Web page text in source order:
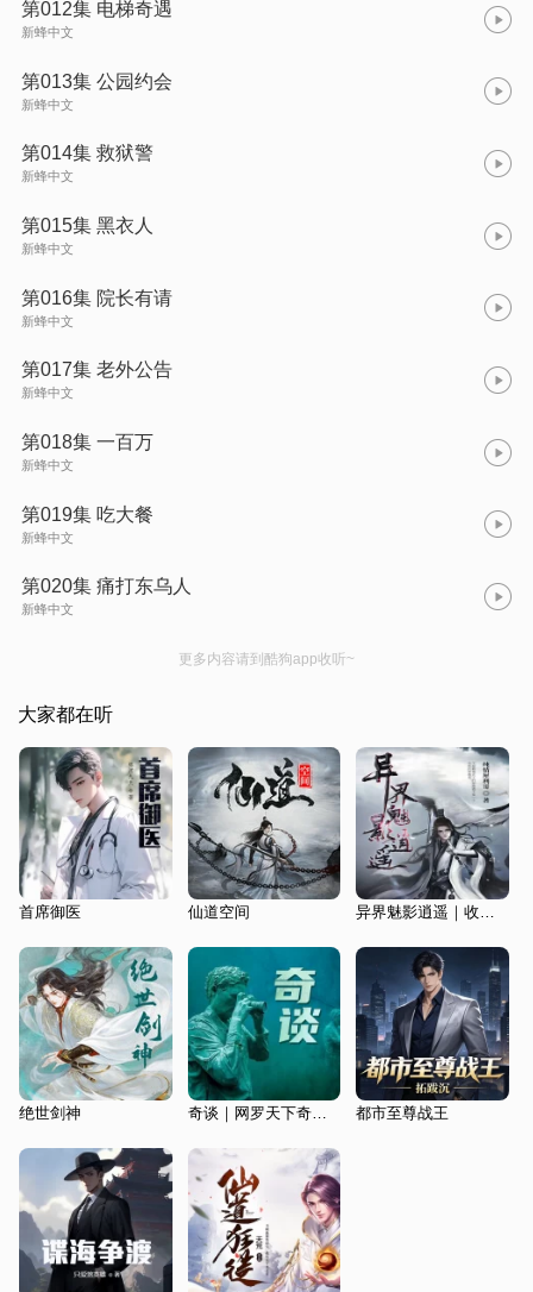
第012集 电梯奇遇
新蜂中文
第013集 公园约会
新蜂中文
第014集 救狱警
新蜂中文
第015集 黑衣人
新蜂中文
第016集 院长有请
新蜂中文
第017集 老外公告
新蜂中文
第018集 一百万
新蜂中文
第019集 吃大餐
新蜂中文
第020集 痛打东乌人
新蜂中文
更多内容请到酷狗app收听~
大家都在听
首席御医 仙道空间 异界魅影逍遥｜收个武圣做跟班丨玄幻丨纯情犀利哥
绝世剑神 奇谈｜网罗天下奇闻怪事 都市至尊战王